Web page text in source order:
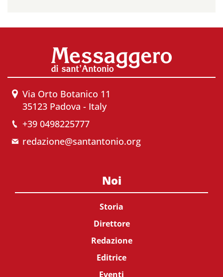
Via Orto Botanico 11
35123 Padova - Italy
+39 0498225777
redazione@santantonio.org
Noi
Storia
Direttore
Redazione
Editrice
Eventi